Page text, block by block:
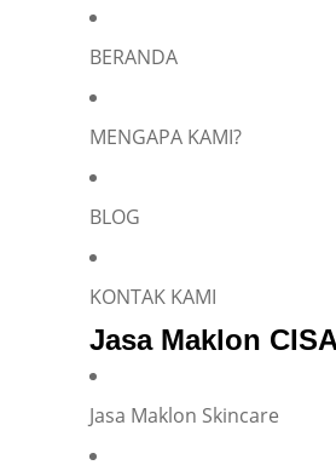
BERANDA
MENGAPA KAMI?
BLOG
KONTAK KAMI
Jasa Maklon
Jasa Maklon Skincare
Silakan isi informasi Anda dan
*